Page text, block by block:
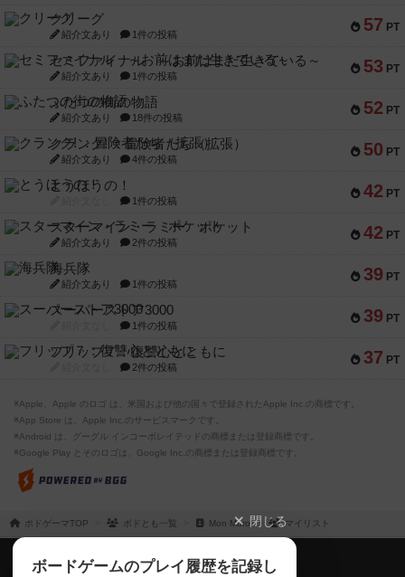
57 PT
クリーグ
紹介文あり 1件の投稿
53 PT
セミファイナル ～お前はまだ生きている～
紹介文あり 1件の投稿
52 PT
ふたつの街の物語
紹介文あり 18件の投稿
50 PT
クランク! ：冒険者たち（拡張）
紹介文あり 4件の投稿
42 PT
とうほうの！
1件の投稿
42 PT
スターマイン・ラミー ポケット
紹介文あり 2件の投稿
39 PT
海兵隊
紹介文あり 1件の投稿
39 PT
スーパーストア3000
1件の投稿
37 PT
フリップ７：復讐心とともに
2件の投稿
※Apple、Apple のロゴ は、米国および他の国々で登録されたApple Inc.の商標です。
※App Store は、Apple Inc.のサービスマークです。
※Android は、グーグル インコーポレイテッドの商標または登録商標です。
※Google Play とそのロゴは、Google Inc.の商標または登録商標です。
ボドゲーマTOP ボドとも一覧 Mon Muro マイリスト
閉じる
ボードゲームのプレイ履歴を記録し
ボドゲーマTOP